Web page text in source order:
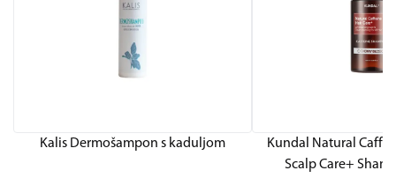
Kalis Dermošampon s kaduljom
Kundal Natural
Scalp Care+